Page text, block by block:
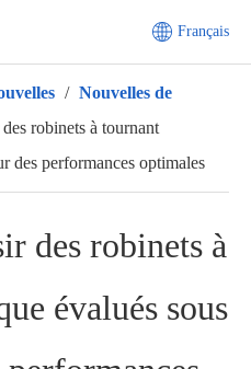
Français
/ Nouvelles de
robinets à tournant
des performances optimales
des robinets à
évalués sous